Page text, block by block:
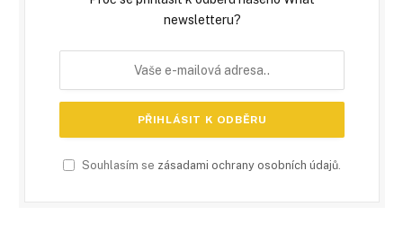
newsletteru?
Souhlasím se zásadami ochrany osobních údajů